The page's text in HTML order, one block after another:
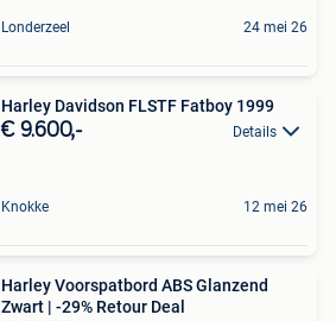
Londerzeel 24 mei 26
Harley Davidson FLSTF Fatboy 1999
€ 9.600,- Details
Knokke 12 mei 26
Harley Voorspatbord ABS Glanzend
Zwart | -29% Retour Deal